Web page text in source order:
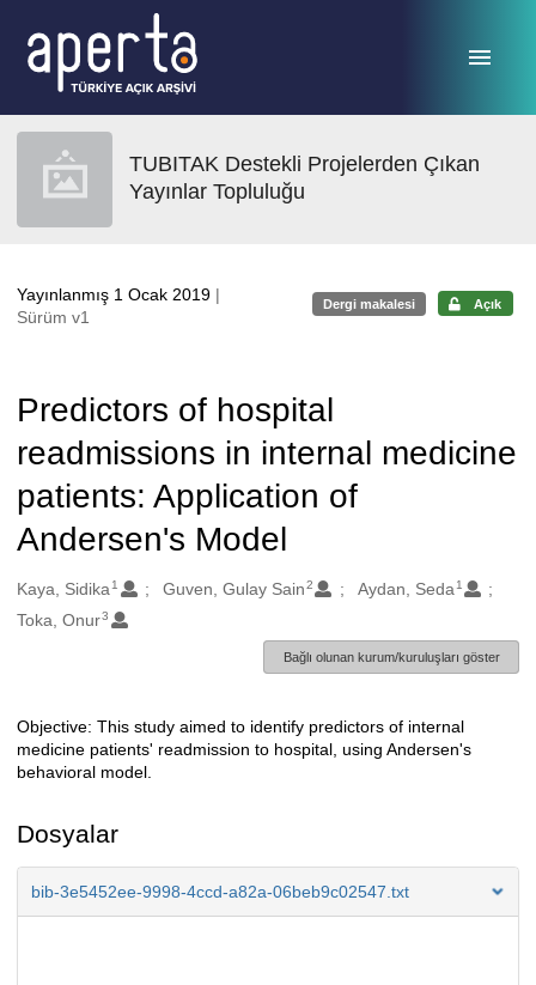
TUBITAK Destekli Projelerden Çıkan
Yayınlar Topluluğu
Yayınlanmış 1 Ocak 2019 |
Sürüm v1
Dergi makalesi Açık
Predictors of hospital
readmissions in internal medicine
patients: Application of
Andersen's Model
Oluşturanlar
Kaya, Sidika 1 Guven, Gulay Sain2 Aydan, Seda 1
Toka, Onur3
Bağlı olunan kurum/kuruluşları göster
Açıklama
Objective: This study aimed to identify predictors of internal
medicine patients' readmission to hospital, using Andersen's
behavioral model.
Dosyalar
bib-3e5452ee-9998-4ccd-a82a-06beb9c02547.txt